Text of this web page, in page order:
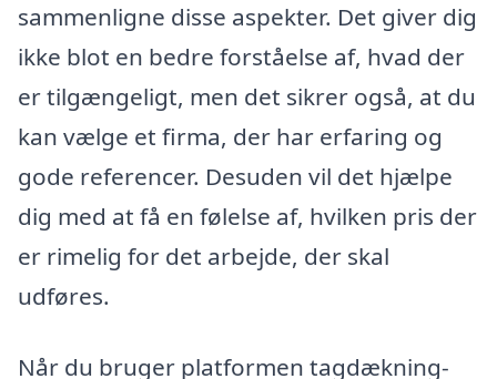
sammenligne disse aspekter. Det giver dig
ikke blot en bedre forståelse af, hvad der
er tilgængeligt, men det sikrer også, at du
kan vælge et firma, der har erfaring og
gode referencer. Desuden vil det hjælpe
dig med at få en følelse af, hvilken pris der
er rimelig for det arbejde, der skal
udføres.
Når du bruger platformen tagdækning-